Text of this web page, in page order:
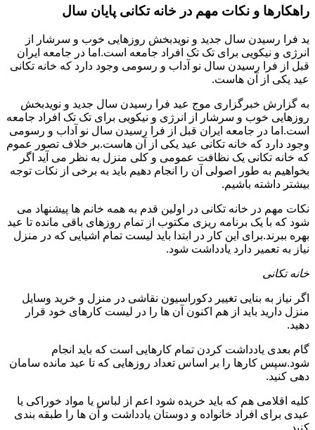
راهکارها و نکات مهم در خانه تکانی پایان سال
ید فرا رسیدن سال جدید و نویدبخش روزهایی خوب و سرشار از
انرژی و نیکویی برای تک تک افراد جامعه است.اما در جامعه ایران
قبل از فرا رسیدن سال نو آداب و رسومی وجود دارد که خانه تکانی
عید یکی از آن هاست.
به گزارش خبرگزاری موج عید فرا رسیدن سال جدید و نویدبخش
روزهایی خوب و سرشار از انرژی و نیکویی برای تک تک افراد جامعه
است.اما در جامعه ایران قبل از فرا رسیدن سال نو آداب و رسومی
وجود دارد که خانه تکانی عید یکی از آن هاست.بر خلاف تصور عموم
که خانه تکانی یک نظافت عمومی و کلی منزل به نظر می آید اگر
بخواهیم به طور اصولی آن را انجام دهیم باید به برخی از نکات توجه
بیشتر داشته باشیم.
نکات مهم در خانه تکانی در اولین قدم به همه خانم ها پیشنهاد می
شود که با یک برنامه ریزی مکتوب از تمام روزهای باقی مانده تا عید
بهره ببرند.برای این کار در ابتدا باید لیست تمام اشیایی که در منزل
نیاز به تعمیر دارد یادداشت شود.
خانه تکانی
اگر نیاز به بنایی تغییر دکوراسیون نقاشی در منزل و خرید وسایل
منزل دارید باید از هم اکنون آن ها را در لیست کارهای خود قرار
دهید.
گام بعدی یادداشت کردن تمام کارهایی است که باید انجام
شود.سپس کارها را بر اساس تعداد روزهایی که تا عید مانده سامان
دهی کنید.
کلیه اقلامی هم که باید خریده شود اعم از لباس یا مواد خوراکی یا
عیدی برای افراد خانواده و دوستان یادداشت و آن ها را طبقه بندی
کنید.